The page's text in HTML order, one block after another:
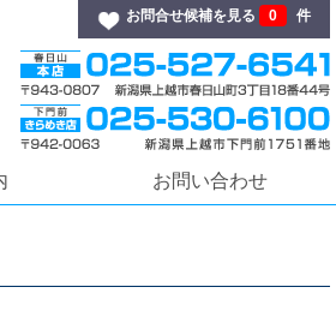
お問合せ候補を見る 0 件
お問い合わせ